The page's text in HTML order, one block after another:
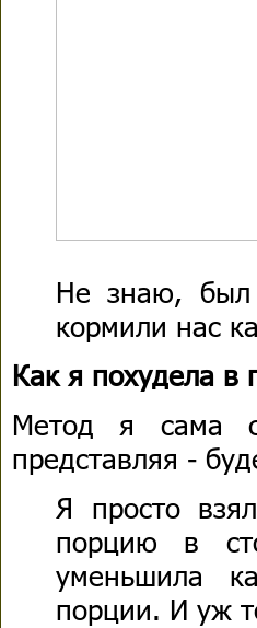
Не знаю, был
кормили нас
Как я похудела в
Метод я сама
представляя -
Я просто
порцию в
уменьшила
порции. И уж